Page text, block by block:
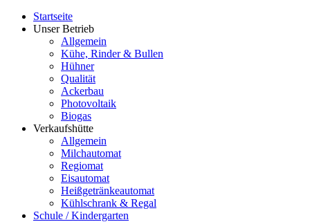
Startseite
Unser Betrieb
Allgemein
Kühe, Rinder & Bullen
Hühner
Qualität
Ackerbau
Photovoltaik
Biogas
Verkaufshütte
Allgemein
Milchautomat
Regiomat
Eisautomat
Heißgetränkeautomat
Kühlschrank & Regal
Schule / Kindergarten